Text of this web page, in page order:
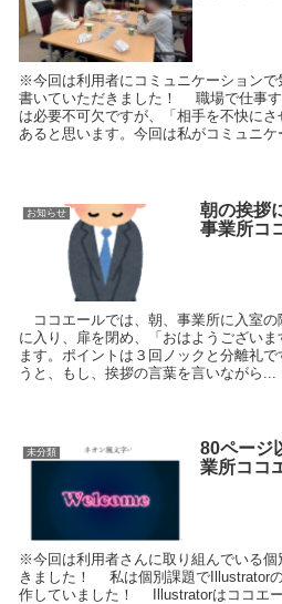
※今回は利用者にコミュニケーション
書いていただきました！ 職場で仕事
は必要不可欠ですが、「相手を不快に
あると思います。今回は私がコミュニ
お知らせ
朝の挨拶
事業所コ
ココエールでは、朝、事業所に入室の
に入り、扉を閉め、「おはようござい
ます。ポイントは３回ノックと分離礼
うと、もし、挨拶の言葉を言いながら...
未分類
80ページ
業所ココ
※今回は利用者さんに取り組んでいる
きました！ 私は個別課題でIllustrator
作していました！ Illustratorはココエー